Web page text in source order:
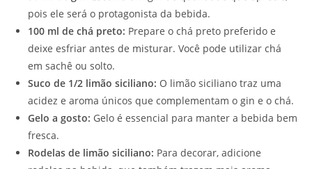
pois ele será o protagonista da bebida.
100 ml de chá preto: Prepare o chá preto preferido e
deixe esfriar antes de misturar. Você pode utilizar chá
em sachê ou solto.
Suco de 1/2 limão siciliano: O limão siciliano traz uma
acidez e aroma únicos que complementam o gin e o chá.
Gelo a gosto: Gelo é essencial para manter a bebida bem
fresca.
Rodelas de limão siciliano: Para decorar, adicione